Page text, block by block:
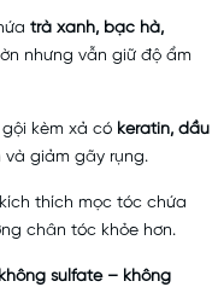
trà xanh, bạc hà,
nhưng vẫn giữ độ ẩm
kèm xả có keratin, dầu
giảm gãy rụng.
thích mọc tóc chứa
chân tóc khỏe hơn.
không sulfate – không